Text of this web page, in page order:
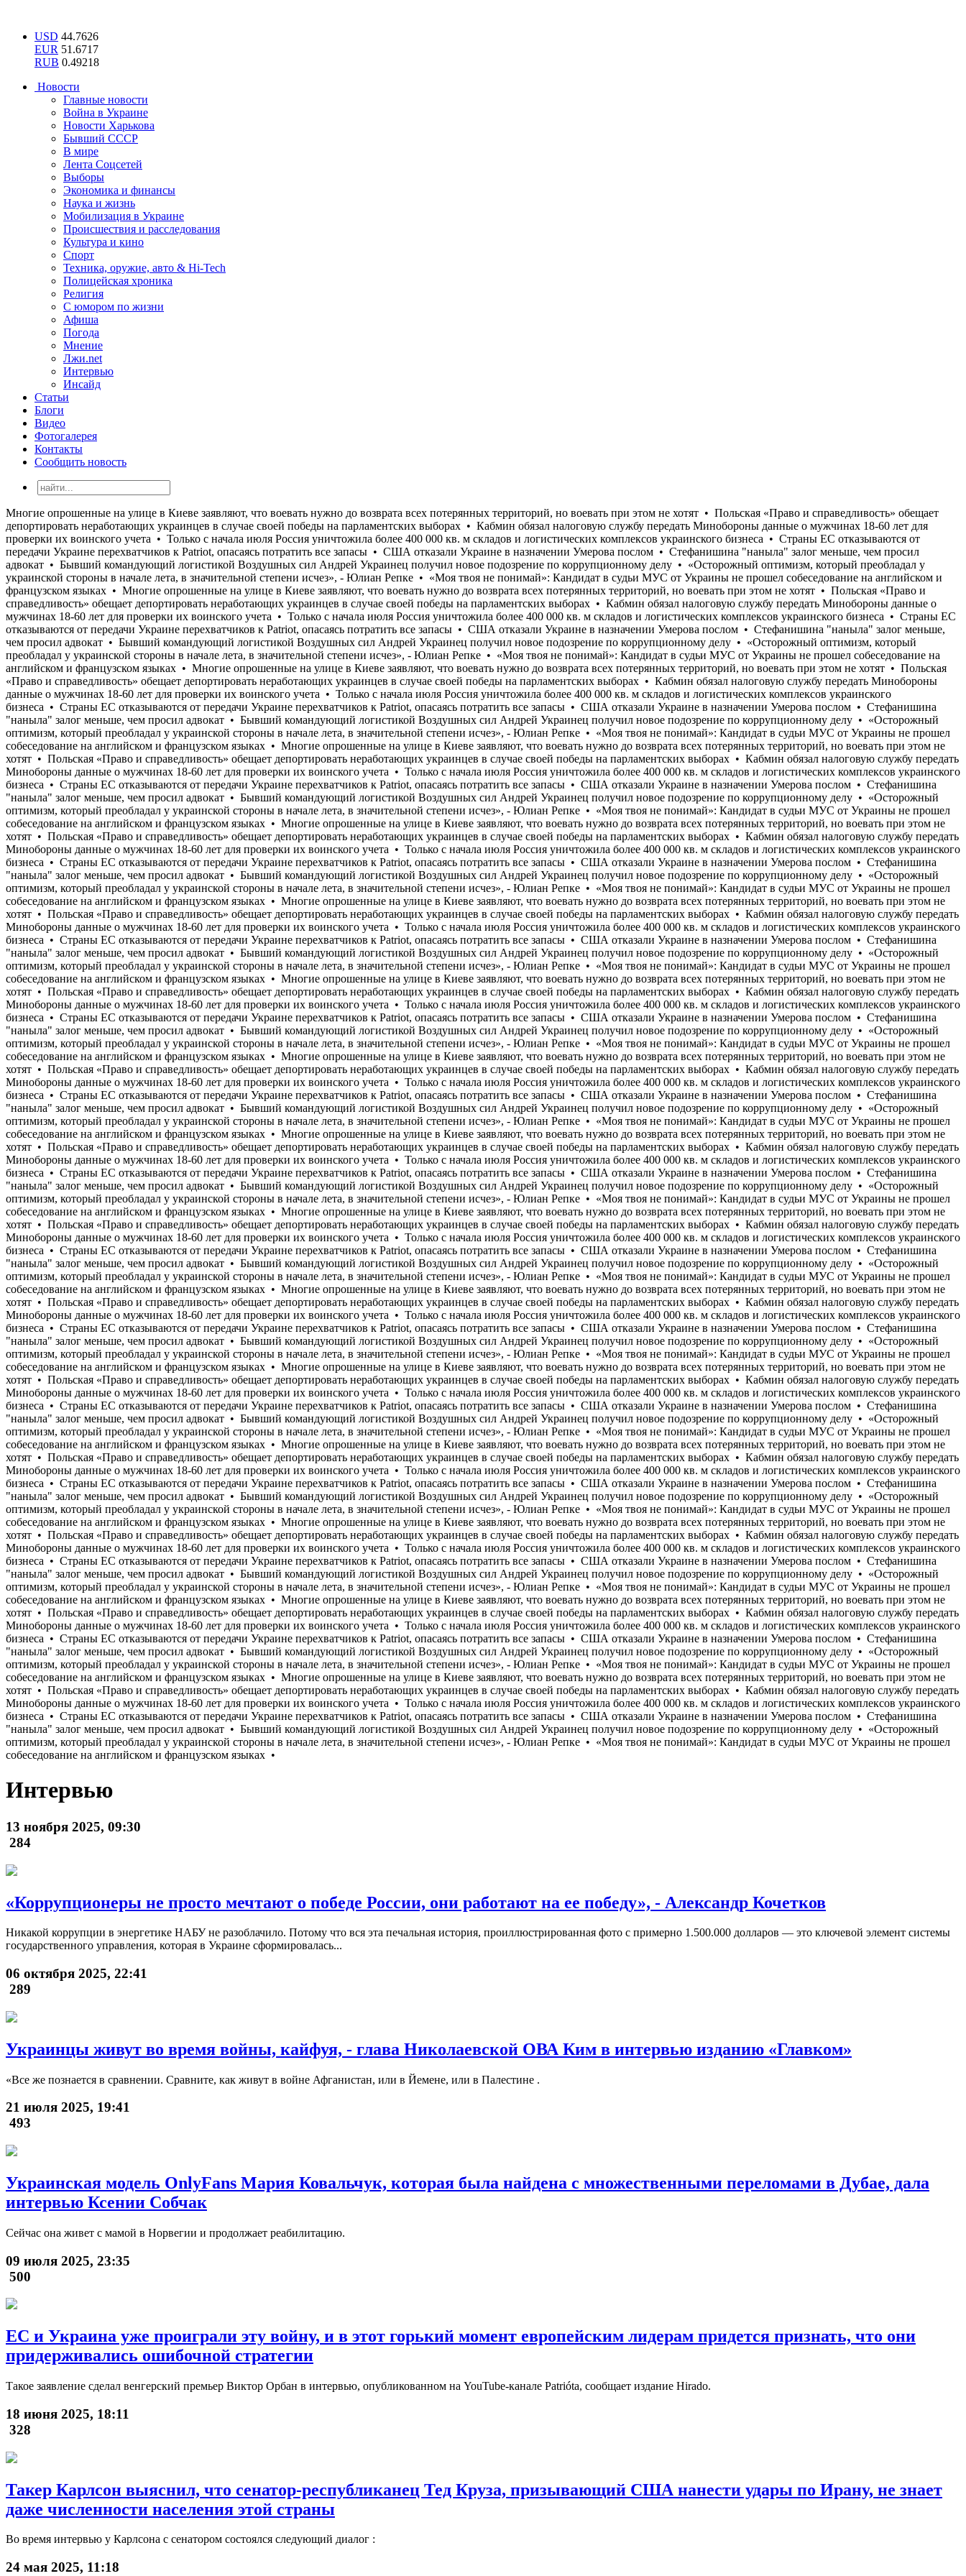
USD 44.7626
EUR 51.6717
RUB 0.49218
Новости
Главные новости
Война в Украине
Новости Харькова
Бывший СССР
В мире
Лента Соцсетей
Выборы
Экономика и финансы
Наука и жизнь
Мобилизация в Украине
Происшествия и расследования
Культура и кино
Спорт
Техника, оружие, авто & Hi-Tech
Полицейская хроника
Религия
С юмором по жизни
Афиша
Погода
Мнение
Лжи.net
Интервью
Инсайд
Статьи
Блоги
Видео
Фотогалерея
Контакты
Сообщить новость
Многие опрошенные на улице в Киеве заявляют, что воевать нужно до возврата всех потерянных территорий, но воевать при этом не хотят • Польская «Право и справедливость» обещает депортировать неработающих украинцев в случае своей победы на парламентских выборах • Кабмин обязал налоговую службу передать Минобороны данные о мужчинах 18-60 лет для проверки их воинского учета • Только с начала июля Россия уничтожила более 400 000 кв. м складов и логистических комплексов украинского бизнеса • Страны ЕС отказываются от передачи Украине перехватчиков к Patriot, опасаясь потратить все запасы • США отказали Украине в назначении Умерова послом • Стефанишина "наныла" залог меньше, чем просил адвокат • Бывший командующий логистикой Воздушных сил Андрей Украинец получил новое подозрение по коррупционному делу • «Осторожный оптимизм, который преобладал у украинской стороны в начале лета, в значительной степени исчез», - Юлиан Репке • «Моя твоя не понимай»: Кандидат в судьи МУС от Украины не прошел собеседование на английском и французском языках • Многие опрошенные на улице в Киеве заявляют, что воевать нужно до возврата всех потерянных территорий, но воевать при этом не хотят • Польская «Право и справедливость» обещает депортировать неработающих украинцев в случае своей победы на парламентских выборах • Кабмин обязал налоговую службу передать Минобороны данные о мужчинах 18-60 лет для проверки их воинского учета • Только с начала июля Россия уничтожила более 400 000 кв. м складов и логистических комплексов украинского бизнеса • Страны ЕС отказываются от передачи Украине перехватчиков к Patriot, опасаясь потратить все запасы • США отказали Украине в назначении Умерова послом • Стефанишина "наныла" залог меньше, чем просил адвокат • Бывший командующий логистикой Воздушных сил Андрей Украинец получил новое подозрение по коррупционному делу • «Осторожный оптимизм, который преобладал у украинской стороны в начале лета, в значительной степени исчез», - Юлиан Репке • «Моя твоя не понимай»: Кандидат в судьи МУС от Украины не прошел собеседование на английском и французском языках • Многие опрошенные на улице в Киеве заявляют, что воевать нужно до возврата всех потерянных территорий, но воевать при этом не хотят • Польская «Право и справедливость» обещает депортировать неработающих украинцев в случае своей победы на парламентских выборах • Кабмин обязал налоговую службу передать Минобороны данные о мужчинах 18-60 лет для проверки их воинского учета • Только с начала июля Россия уничтожила более 400 000 кв. м складов и логистических комплексов украинского бизнеса • Страны ЕС отказываются от передачи Украине перехватчиков к Patriot, опасаясь потратить все запасы • США отказали Украине в назначении Умерова послом • Стефанишина "наныла" залог меньше, чем просил адвокат • Бывший командующий логистикой Воздушных сил Андрей Украинец получил новое подозрение по коррупционному делу • «Осторожный оптимизм, который преобладал у украинской стороны в начале лета, в значительной степени исчез», - Юлиан Репке • «Моя твоя не понимай»: Кандидат в судьи МУС от Украины не прошел собеседование на английском и французском языках • Многие опрошенные на улице в Киеве заявляют, что воевать нужно до возврата всех потерянных территорий, но воевать при этом не хотят • Польская «Право и справедливость» обещает депортировать неработающих украинцев в случае своей победы на парламентских выборах • Кабмин обязал налоговую службу передать Минобороны данные о мужчинах 18-60 лет для проверки их воинского учета • Только с начала июля Россия уничтожила более 400 000 кв. м складов и логистических комплексов украинского бизнеса • Страны ЕС отказываются от передачи Украине перехватчиков к Patriot, опасаясь потратить все запасы • США отказали Украине в назначении Умерова послом • Стефанишина "наныла" залог меньше, чем просил адвокат • Бывший командующий логистикой Воздушных сил Андрей Украинец получил новое подозрение по коррупционному делу • «Осторожный оптимизм, который преобладал у украинской стороны в начале лета, в значительной степени исчез», - Юлиан Репке • «Моя твоя не понимай»: Кандидат в судьи МУС от Украины не прошел собеседование на английском и французском языках • Многие опрошенные на улице в Киеве заявляют, что воевать нужно до возврата всех потерянных территорий, но воевать при этом не хотят • Польская «Право и справедливость» обещает депортировать неработающих украинцев в случае своей победы на парламентских выборах • Кабмин обязал налоговую службу передать Минобороны данные о мужчинах 18-60 лет для проверки их воинского учета • Только с начала июля Россия уничтожила более 400 000 кв. м складов и логистических комплексов украинского бизнеса • Страны ЕС отказываются от передачи Украине перехватчиков к Patriot, опасаясь потратить все запасы • США отказали Украине в назначении Умерова послом • Стефанишина "наныла" залог меньше, чем просил адвокат • Бывший командующий логистикой Воздушных сил Андрей Украинец получил новое подозрение по коррупционному делу • «Осторожный оптимизм, который преобладал у украинской стороны в начале лета, в значительной степени исчез», - Юлиан Репке • «Моя твоя не понимай»: Кандидат в судьи МУС от Украины не прошел собеседование на английском и французском языках • Многие опрошенные на улице в Киеве заявляют, что воевать нужно до возврата всех потерянных территорий, но воевать при этом не хотят • Польская «Право и справедливость» обещает депортировать неработающих украинцев в случае своей победы на парламентских выборах • Кабмин обязал налоговую службу передать Минобороны данные о мужчинах 18-60 лет для проверки их воинского учета • Только с начала июля Россия уничтожила более 400 000 кв. м складов и логистических комплексов украинского бизнеса • Страны ЕС отказываются от передачи Украине перехватчиков к Patriot, опасаясь потратить все запасы • США отказали Украине в назначении Умерова послом • Стефанишина "наныла" залог меньше, чем просил адвокат • Бывший командующий логистикой Воздушных сил Андрей Украинец получил новое подозрение по коррупционному делу • «Осторожный оптимизм, который преобладал у украинской стороны в начале лета, в значительной степени исчез», - Юлиан Репке • «Моя твоя не понимай»: Кандидат в судьи МУС от Украины не прошел собеседование на английском и французском языках • Многие опрошенные на улице в Киеве заявляют, что воевать нужно до возврата всех потерянных территорий, но воевать при этом не хотят • Польская «Право и справедливость» обещает депортировать неработающих украинцев в случае своей победы на парламентских выборах • Кабмин обязал налоговую службу передать Минобороны данные о мужчинах 18-60 лет для проверки их воинского учета • Только с начала июля Россия уничтожила более 400 000 кв. м складов и логистических комплексов украинского бизнеса • Страны ЕС отказываются от передачи Украине перехватчиков к Patriot, опасаясь потратить все запасы • США отказали Украине в назначении Умерова послом • Стефанишина "наныла" залог меньше, чем просил адвокат • Бывший командующий логистикой Воздушных сил Андрей Украинец получил новое подозрение по коррупционному делу • «Осторожный оптимизм, который преобладал у украинской стороны в начале лета, в значительной степени исчез», - Юлиан Репке • «Моя твоя не понимай»: Кандидат в судьи МУС от Украины не прошел собеседование на английском и французском языках • Многие опрошенные на улице в Киеве заявляют, что воевать нужно до возврата всех потерянных территорий, но воевать при этом не хотят • Польская «Право и справедливость» обещает депортировать неработающих украинцев в случае своей победы на парламентских выборах • Кабмин обязал налоговую службу передать Минобороны данные о мужчинах 18-60 лет для проверки их воинского учета • Только с начала июля Россия уничтожила более 400 000 кв. м складов и логистических комплексов украинского бизнеса • Страны ЕС отказываются от передачи Украине перехватчиков к Patriot, опасаясь потратить все запасы • США отказали Украине в назначении Умерова послом • Стефанишина "наныла" залог меньше, чем просил адвокат • Бывший командующий логистикой Воздушных сил Андрей Украинец получил новое подозрение по коррупционному делу • «Осторожный оптимизм, который преобладал у украинской стороны в начале лета, в значительной степени исчез», - Юлиан Репке • «Моя твоя не понимай»: Кандидат в судьи МУС от Украины не прошел собеседование на английском и французском языках • Многие опрошенные на улице в Киеве заявляют, что воевать нужно до возврата всех потерянных территорий, но воевать при этом не хотят • Польская «Право и справедливость» обещает депортировать неработающих украинцев в случае своей победы на парламентских выборах • Кабмин обязал налоговую службу передать Минобороны данные о мужчинах 18-60 лет для проверки их воинского учета • Только с начала июля Россия уничтожила более 400 000 кв. м складов и логистических комплексов украинского бизнеса • Страны ЕС отказываются от передачи Украине перехватчиков к Patriot, опасаясь потратить все запасы • США отказали Украине в назначении Умерова послом • Стефанишина "наныла" залог меньше, чем просил адвокат • Бывший командующий логистикой Воздушных сил Андрей Украинец получил новое подозрение по коррупционному делу • «Осторожный оптимизм, который преобладал у украинской стороны в начале лета, в значительной степени исчез», - Юлиан Репке • «Моя твоя не понимай»: Кандидат в судьи МУС от Украины не прошел собеседование на английском и французском языках • Многие опрошенные на улице в Киеве заявляют, что воевать нужно до возврата всех потерянных территорий, но воевать при этом не хотят • Польская «Право и справедливость» обещает депортировать неработающих украинцев в случае своей победы на парламентских выборах • Кабмин обязал налоговую службу передать Минобороны данные о мужчинах 18-60 лет для проверки их воинского учета • Только
Интервью
13 ноября 2025, 09:30
284
«Коррупционеры не просто мечтают о победе России, они работают на ее победу», - Александр Кочетков
Никакой коррупции в энергетике НАБУ не разоблачило. Потому что вся эта печальная история, проиллюстрированная фото с примерно 1.500.000 долларов — это ключевой элемент системы
государственного управления, которая в Украине сформировалась...
06 октября 2025, 22:41
289
Украинцы живут во время войны, кайфуя, - глава Николаевской ОВА Ким в интервью изданию «Главком»
«Все же познается в сравнении. Сравните, как живут в войне Афганистан, или в Йемене, или в Палестине .
21 июля 2025, 19:41
493
Украинская модель OnlyFans Мария Ковальчук, которая была найдена с множественными переломами в Дубае, дала
интервью Ксении Собчак
Сейчас она живет с мамой в Норвегии и продолжает реабилитацию.
09 июля 2025, 23:35
500
ЕC и Украина уже проиграли эту войну, и в этот горький момент европейским лидерам придется признать, что они
придерживались ошибочной стратегии
Такое заявление сделал венгерский премьер Виктор Орбан в интервью, опубликованном на YouTube-канале Patrióta, сообщает издание Hirado.
18 июня 2025, 18:11
328
Такер Карлсон выяснил, что сенатор-республиканец Тед Круза, призывающий США нанести удары по Ирану, не знает
даже численности населения этой страны
Во время интервью у Карлсона с сенатором состоялся следующий диалог :
24 мая 2025, 11:18